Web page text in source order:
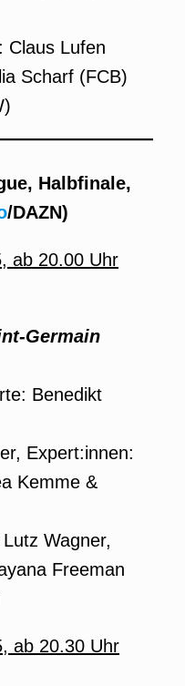
Claus Lufen
Scharf (FCB)
Halbfinale,
/DAZN)
, ab 20.00 Uhr
Germain
Benedikt
Expert:innen:
Kemme &
Wagner,
Freeman
, ab 20.30 Uhr